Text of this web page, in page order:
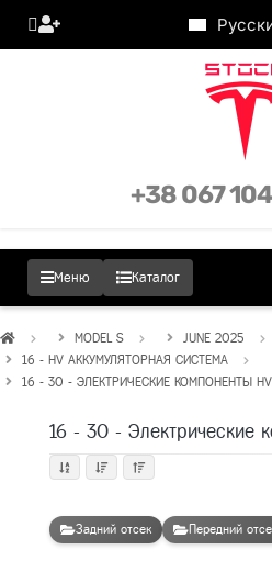
Меню Каталог
+38 067
MODEL S
JUNE 2025
16 - HV АККУМУЛЯТОРНАЯ СИСТЕМА
16 - 30 - ЭЛЕКТРИЧЕСКИЕ КОМПОНЕНТЫ
16 - 30 - Электрические
Задний отсек Передний